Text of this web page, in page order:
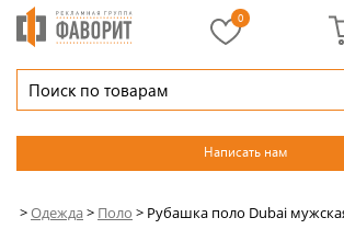
Написать нам
0
>Одежда> Поло > Рубашка поло Dubai